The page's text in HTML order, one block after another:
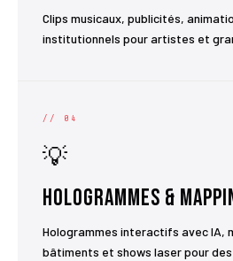
Clips musicaux, publicités,
institutionnels pour artistes et
// 04
💡
Hologrammes &
Hologrammes interactifs avec IA,
bâtiments et shows laser pour